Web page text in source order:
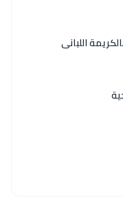
اللبانى